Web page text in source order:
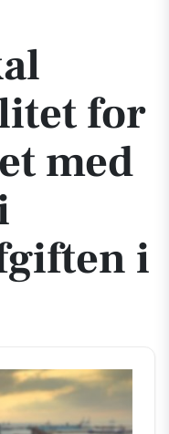
med ændringer i
for
med
i